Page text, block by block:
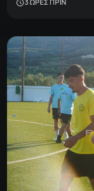
3 ΩΡΕΣ ΠΡΙΝ